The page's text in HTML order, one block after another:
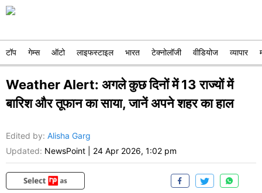
टॉप गेम्स ऑटो लाइफस्टाइल भारत टेक्नोलॉजी वीडियोज व्यापार
Weather Alert: अगले कुछ दिनों में 13 राज्यों में
बारिश और तूफान का साया, जानें अपने शहर का हाल
Edited by: Alisha Garg
Updated: NewsPoint 24 Apr 2026, 1:02 pm